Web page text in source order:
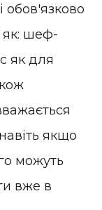
обов'язково
як: шеф-
як для
якщо
можуть
вже в